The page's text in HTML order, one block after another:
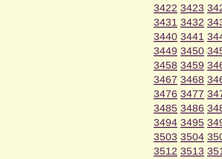
3422 3423
3431 3432
3440 3441
3449 3450
3458 3459
3467 3468
3476 3477
3485 3486
3494 3495
3503 3504
3512 3513